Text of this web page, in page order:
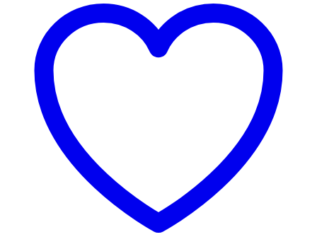
design
antal